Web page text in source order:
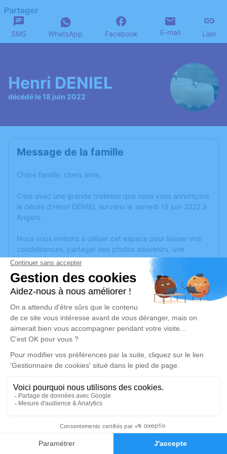
Faire-part Hommages
Partager
SMS WhatsApp Facebook E-mail Lien
Henri DENIEL
décédé le 18 juin 2022
Message de la famille
Chère famille, chers amis,
C’est avec une grande tristesse que nous vous annonçons
le décès d’Henri DENIEL survenu le samedi 18 juin 2022 à
Angers.
Nous vous invitons à utiliser cet espace pour laisser vos
condoléances, partager des photos souvenirs, une
anecdote ou exprimer vos pensées à travers des poèmes
ou des textes. Cet endroit est un lieu d'expression dédié à
honorer la mémoire d’Henri DENIEL.
Un service de plantation d’arbre hommage estdisponible
vendredi 24 juin 2022 à 10h00
Eglise Sainte-Marie Belle-Beille d'Angers
49000 Angers
Je rends hommage